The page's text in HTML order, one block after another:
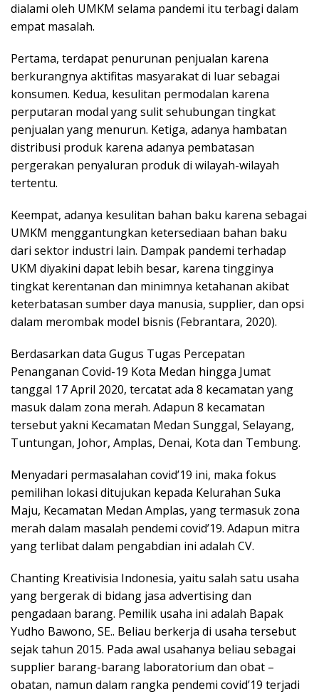
dialami oleh UMKM selama pandemi itu terbagi dalam
empat masalah.
Pertama, terdapat penurunan penjualan karena
berkurangnya aktifitas masyarakat di luar sebagai
konsumen. Kedua, kesulitan permodalan karena
perputaran modal yang sulit sehubungan tingkat
penjualan yang menurun. Ketiga, adanya hambatan
distribusi produk karena adanya pembatasan
pergerakan penyaluran produk di wilayah-wilayah
tertentu.
Keempat, adanya kesulitan bahan baku karena sebagai
UMKM menggantungkan ketersediaan bahan baku
dari sektor industri lain. Dampak pandemi terhadap
UKM diyakini dapat lebih besar, karena tingginya
tingkat kerentanan dan minimnya ketahanan akibat
keterbatasan sumber daya manusia, supplier, dan opsi
dalam merombak model bisnis (Febrantara, 2020).
Berdasarkan data Gugus Tugas Percepatan
Penanganan Covid-19 Kota Medan hingga Jumat
tanggal 17 April 2020, tercatat ada 8 kecamatan yang
masuk dalam zona merah. Adapun 8 kecamatan
tersebut yakni Kecamatan Medan Sunggal, Selayang,
Tuntungan, Johor, Amplas, Denai, Kota dan Tembung.
Menyadari permasalahan covid’19 ini, maka fokus
pemilihan lokasi ditujukan kepada Kelurahan Suka
Maju, Kecamatan Medan Amplas, yang termasuk zona
merah dalam masalah pendemi covid’19. Adapun mitra
yang terlibat dalam pengabdian ini adalah CV.
Chanting Kreativisia Indonesia, yaitu salah satu usaha
yang bergerak di bidang jasa advertising dan
pengadaan barang. Pemilik usaha ini adalah Bapak
Yudho Bawono, SE.. Beliau berkerja di usaha tersebut
sejak tahun 2015. Pada awal usahanya beliau sebagai
supplier barang-barang laboratorium dan obat –
obatan, namun dalam rangka pendemi covid’19 terjadi